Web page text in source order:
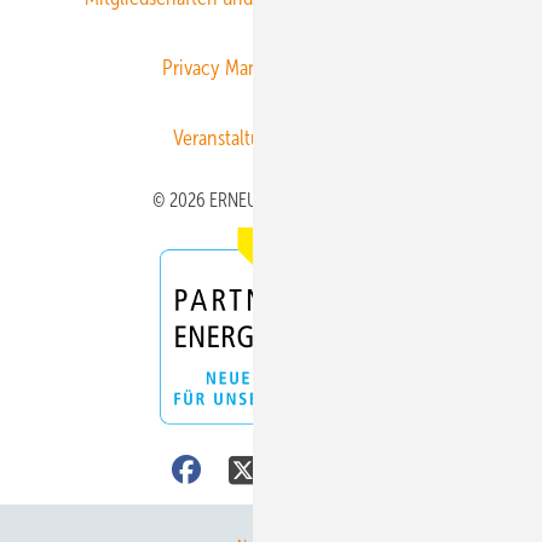
Privacy Manager
Veranstaltungen / Webinare
© 2026 ERNEUERBARE ENERGIEN